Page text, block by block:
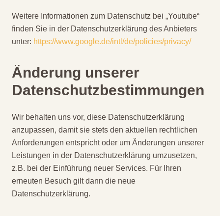
Weitere Informationen zum Datenschutz bei „Youtube“
finden Sie in der Datenschutzerklärung des Anbieters
unter: https://www.google.de/intl/de/policies/privacy/
Änderung unserer
Datenschutzbestimmungen
Wir behalten uns vor, diese Datenschutzerklärung
anzupassen, damit sie stets den aktuellen rechtlichen
Anforderungen entspricht oder um Änderungen unserer
Leistungen in der Datenschutzerklärung umzusetzen,
z.B. bei der Einführung neuer Services. Für Ihren
erneuten Besuch gilt dann die neue
Datenschutzerklärung.